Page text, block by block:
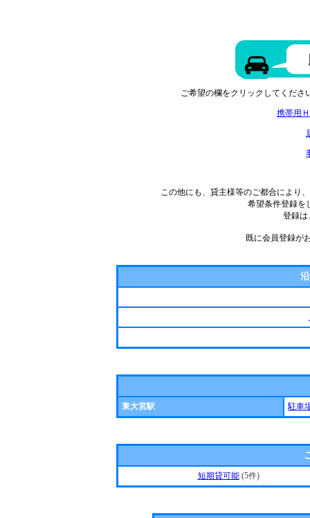
ご希望の欄をクリックして
携帯用
この他にも、貸主様等のご都合により
希望条件登録を
登録
既に会員登録が
東大宮駅 駐車
短期貸可能(5件)